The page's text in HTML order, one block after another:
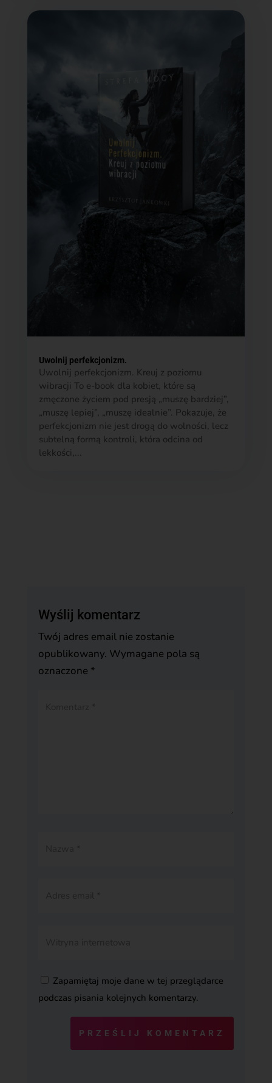
Uwolnij perfekcjonizm.
Uwolnij perfekcjonizm. Kreuj z poziomu
wibracji To e-book dla kobiet, które są
zmęczone życiem pod presją „muszę bardziej”,
„muszę lepiej”, „muszę idealnie”. Pokazuje, że
perfekcjonizm nie jest drogą do wolności, lecz
subtelną formą kontroli, która odcina od
lekkości,...
Wyślij komentarz
Twój adres email nie zostanie
opublikowany. Wymagane pola są
oznaczone *
Zapamiętaj moje dane w tej przeglądarce
podczas pisania kolejnych komentarzy.
PRZEŚLIJ KOMENTARZ